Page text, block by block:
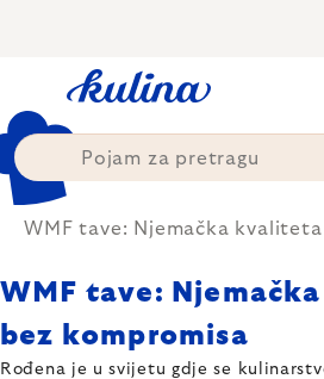
WMF tave: Njemačka
WMF tave:
bez kompromisa
Rođena je u svijetu gdje se